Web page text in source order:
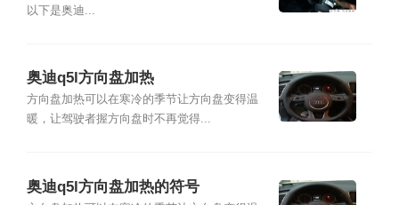
以下是奥迪...
奥迪q5l方向盘加热
方向盘加热可以在寒冷的季节让方向盘变得温
暖，让驾驶者握方向盘时不再觉得...
奥迪q5l方向盘加热的符号